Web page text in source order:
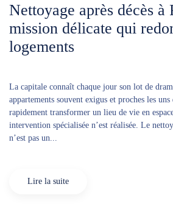
Nettoyage après décès à
mission délicate qui
logements
La capitale connaît chaque jour son lot de
appartements souvent exigus et proches les uns
rapidement transformer un lieu de vie en
intervention spécialisée n’est réalisée. Le
n’est pas un...
Lire la suite